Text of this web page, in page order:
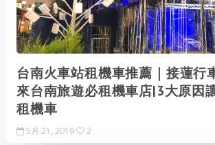
台南火車站租機車推薦｜接蓮行
來台南旅遊必租機車店|3大原因
租機車
5月 21, 2019 2